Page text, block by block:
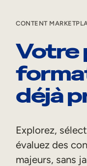
Formation interne
Formation des
Aide à la vente
CONTENT
Votre
déjà
Explorez,
évaluez des
majeurs, sans